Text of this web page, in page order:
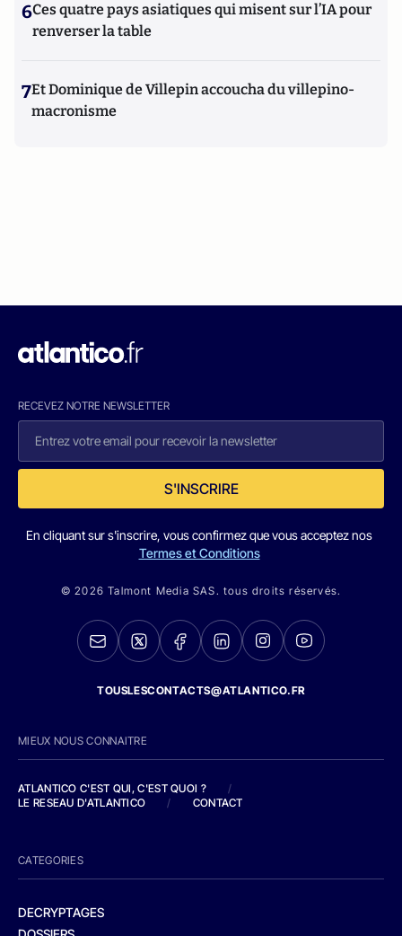
6Ces quatre pays asiatiques qui misent sur l’IA pour
renverser la table
7Et Dominique de Villepin accoucha du villepino-
macronisme
RECEVEZ NOTRE NEWSLETTER
S'INSCRIRE
En cliquant sur s'inscrire, vous confirmez que vous acceptez nos
Termes et Conditions
© 2026 Talmont Media SAS. tous droits réservés.
TOUSLESCONTACTS@ATLANTICO.FR
MIEUX NOUS CONNAITRE
ATLANTICO C'EST QUI, C'EST QUOI ?
/
LE RESEAU D'ATLANTICO
/ CONTACT
CATEGORIES
DECRYPTAGES